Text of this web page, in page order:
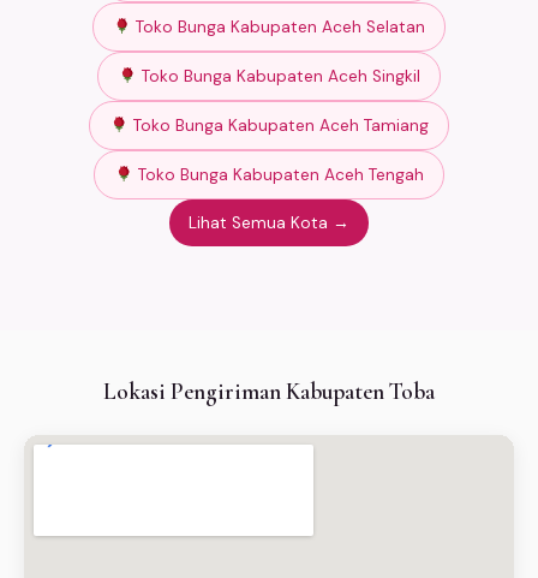
Toko Bunga Kabupaten Aceh Selatan
Toko Bunga Kabupaten Aceh Singkil
Toko Bunga Kabupaten Aceh Tamiang
Toko Bunga Kabupaten Aceh Tengah
Lihat Semua Kota →
Lokasi Pengiriman Kabupaten Toba